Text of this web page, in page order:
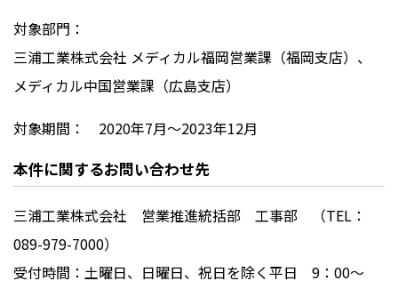
対象部門：
三浦工業株式会社 メディカル福岡営業課（福岡支店）、
メディカル中国営業課（広島支店）
対象期間： 2020年7月～2023年12月
本件に関するお問い合わせ先
三浦工業株式会社 営業推進統括部 工事部 （TEL ：
089-979-7000）
受付時間：土曜日、日曜日、祝日を除く平日 9 ： 00～